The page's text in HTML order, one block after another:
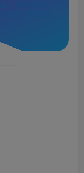
，请联系站
进行删除处